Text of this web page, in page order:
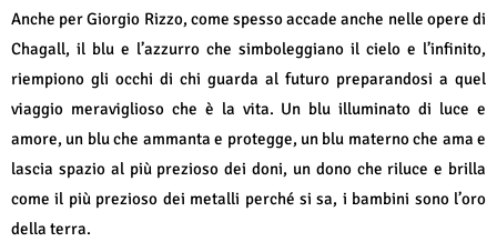
Anche per Giorgio Rizzo, come spesso accade anche nelle opere di
Chagall, il blu e l’azzurro che simboleggiano il cielo e l’infinito,
riempiono gli occhi di chi guarda al futuro preparandosi a quel
viaggio meraviglioso che è la vita. Un blu illuminato di luce e
amore, un blu che ammanta e protegge, un blu materno che ama e
lascia spazio al più prezioso dei doni, un dono che riluce e brilla
come il più prezioso dei metalli perché si sa, i bambini sono l’oro
della terra.